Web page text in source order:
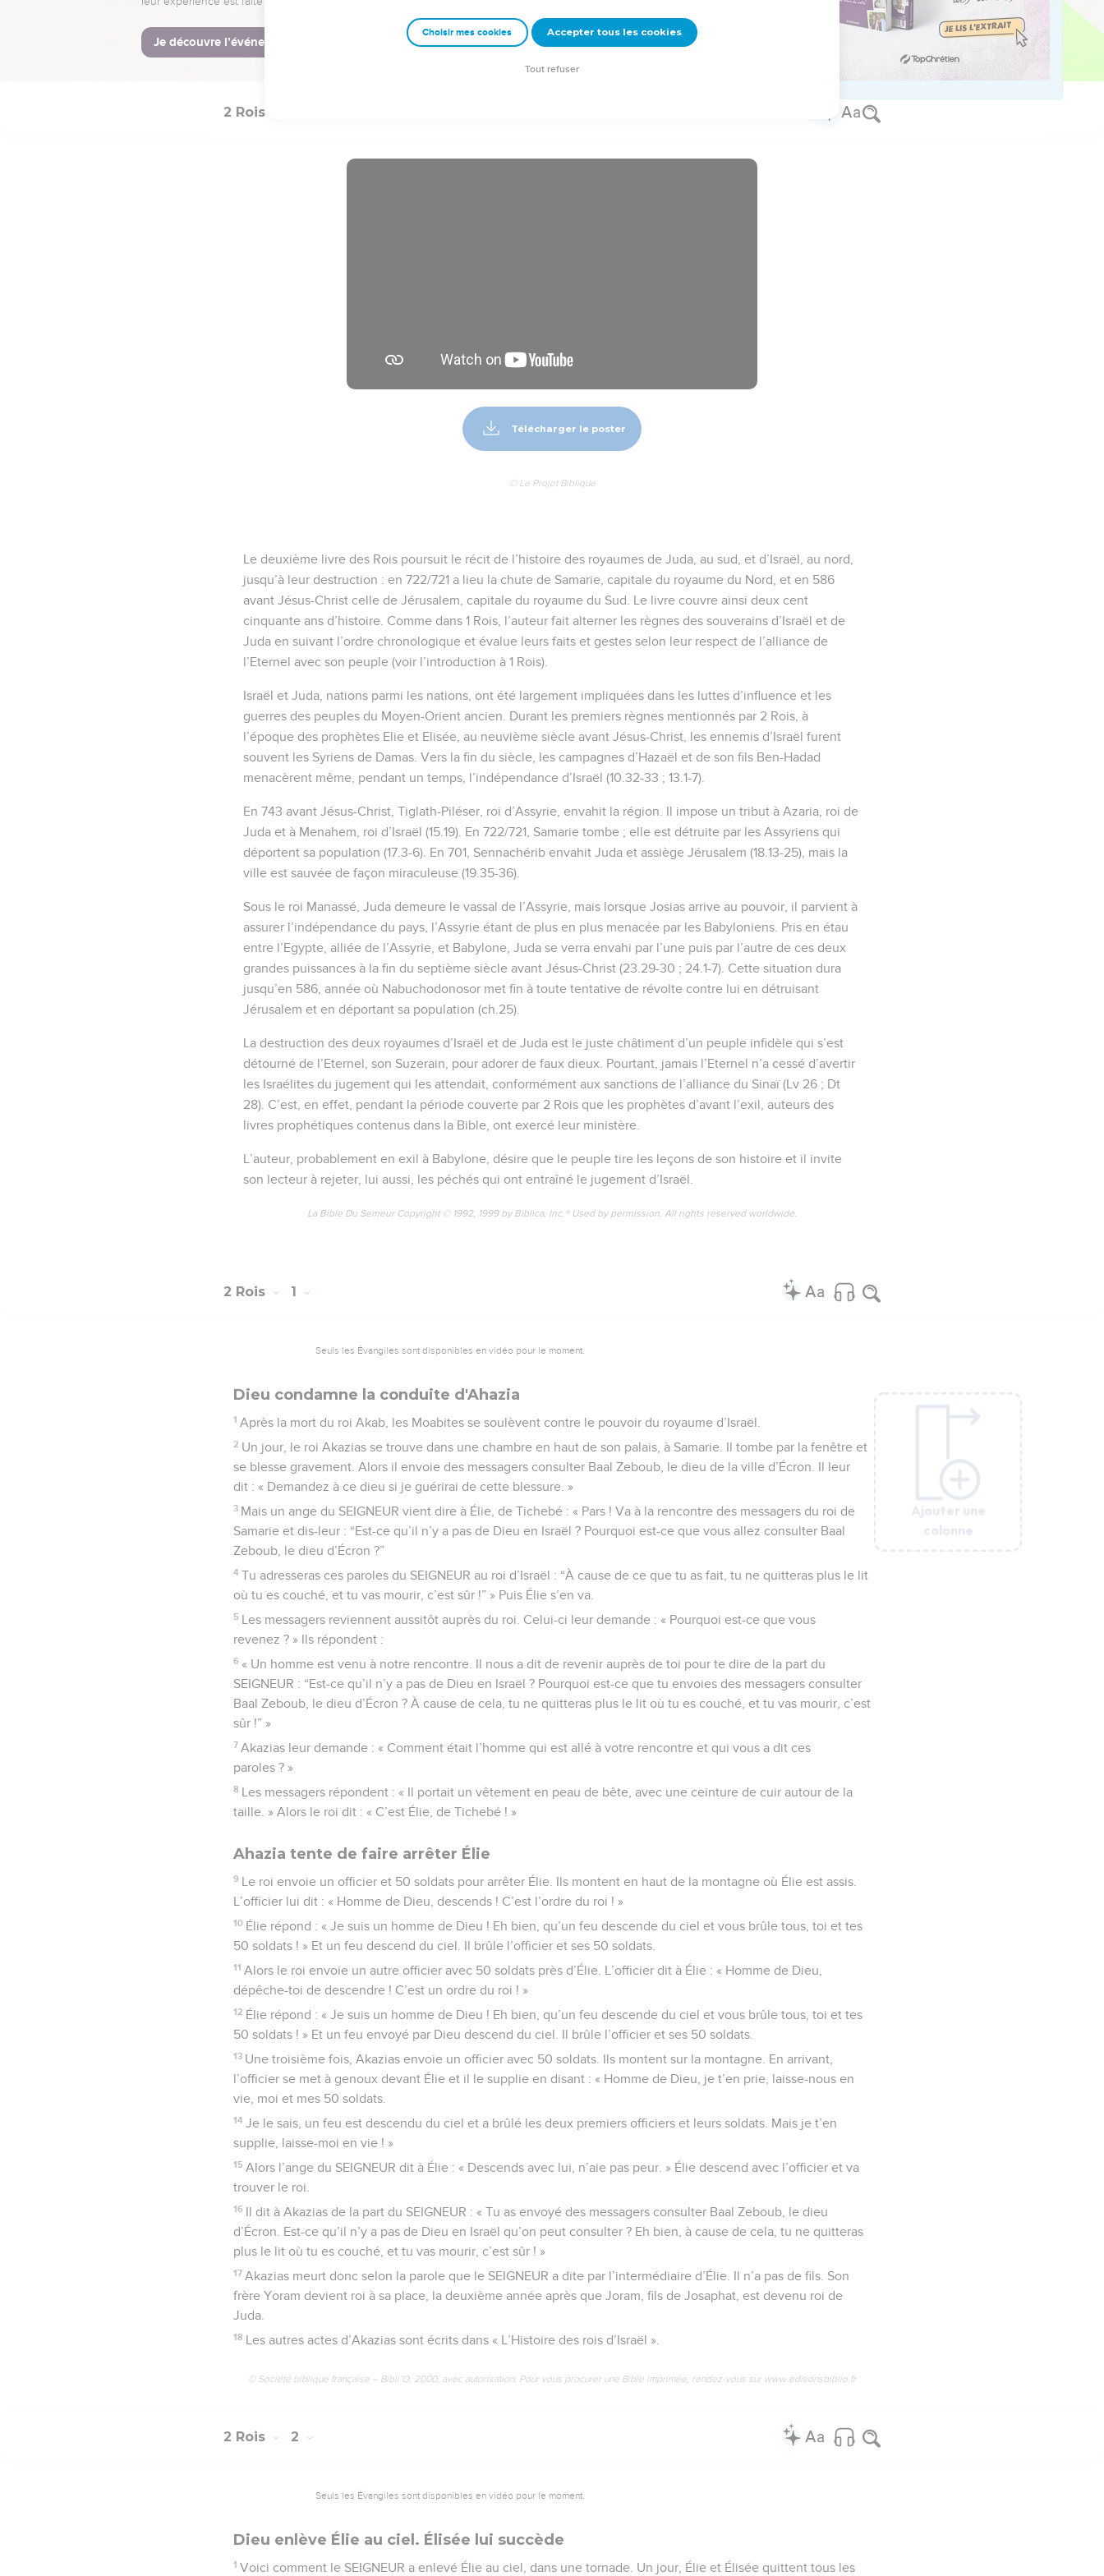
son père l’a fait.
© Société biblique française – Bibli’O, 2000, avec autorisation. Pour vous procurer une Bible imprimée, rendez-vous sur www.editionsbiblio.fr
Ajouter une
colonne
2 Rois
Télécharger le poster
© Le Projet Biblique
Le deuxième livre des Rois poursuit le récit de l’histoire des royaumes de Juda, au sud, et d’Israël, au nord,
jusqu’à leur destruction : en 722/721 a lieu la chute de Samarie, capitale du royaume du Nord, et en 586
avant Jésus-Christ celle de Jérusalem, capitale du royaume du Sud. Le livre couvre ainsi deux cent
cinquante ans d’histoire. Comme dans 1 Rois, l’auteur fait alterner les règnes des souverains d’Israël et de
Juda en suivant l’ordre chronologique et évalue leurs faits et gestes selon leur respect de l’alliance de
l’Eternel avec son peuple (voir l’introduction à 1 Rois).
Israël et Juda, nations parmi les nations, ont été largement impliquées dans les luttes d’influence et les
guerres des peuples du Moyen-Orient ancien. Durant les premiers règnes mentionnés par 2 Rois, à
l’époque des prophètes Elie et Elisée, au neuvième siècle avant Jésus-Christ, les ennemis d’Israël furent
souvent les Syriens de Damas. Vers la fin du siècle, les campagnes d’Hazaël et de son fils Ben-Hadad
menacèrent même, pendant un temps, l’indépendance d’Israël (10.32-33 ; 13.1-7).
En 743 avant Jésus-Christ, Tiglath-Piléser, roi d’Assyrie, envahit la région. Il impose un tribut à Azaria, roi de
Juda et à Menahem, roi d’Israël (15.19). En 722/721, Samarie tombe ; elle est détruite par les Assyriens qui
déportent sa population (17.3-6). En 701, Sennachérib envahit Juda et assiège Jérusalem (18.13-25), mais la
ville est sauvée de façon miraculeuse (19.35-36).
Sous le roi Manassé, Juda demeure le vassal de l’Assyrie, mais lorsque Josias arrive au pouvoir, il parvient à
assurer l’indépendance du pays, l’Assyrie étant de plus en plus menacée par les Babyloniens. Pris en étau
entre l’Egypte, alliée de l’Assyrie, et Babylone, Juda se verra envahi par l’une puis par l’autre de ces deux
grandes puissances à la fin du septième siècle avant Jésus-Christ (23.29-30 ; 24.1-7). Cette situation dura
jusqu’en 586, année où Nabuchodonosor met fin à toute tentative de révolte contre lui en détruisant
Jérusalem et en déportant sa population (ch.25).
La destruction des deux royaumes d’Israël et de Juda est le juste châtiment d’un peuple infidèle qui s’est
détourné de l’Eternel, son Suzerain, pour adorer de faux dieux. Pourtant, jamais l’Eternel n’a cessé d’avertir
les Israélites du jugement qui les attendait, conformément aux sanctions de l’alliance du Sinaï (Lv 26 ; Dt
28). C’est, en effet, pendant la période couverte par 2 Rois que les prophètes d’avant l’exil, auteurs des
livres prophétiques contenus dans la Bible, ont exercé leur ministère.
L’auteur, probablement en exil à Babylone, désire que le peuple tire les leçons de son histoire et il invite
son lecteur à rejeter, lui aussi, les péchés qui ont entraîné le jugement d’Israël.
La Bible Du Semeur Copyright © 1992, 1999 by Biblica, Inc.® Used by permission. All rights reserved worldwide.
2 Rois 1
Seuls les Évangiles sont disponibles en vidéo pour le moment.
Dieu condamne la conduite d'Ahazia
1 Après la mort du roi Akab, les Moabites se soulèvent contre le pouvoir du royaume d’Israël.
2 Un jour, le roi Akazias se trouve dans une chambre en haut de son palais, à Samarie. Il tombe par la fenêtre et
se blesse gravement. Alors il envoie des messagers consulter Baal Zeboub, le dieu de la ville d’Écron. Il leur
dit : « Demandez à ce dieu si je guérirai de cette blessure. »
3 Mais un ange du SEIGNEUR vient dire à Élie, de Tichebé : « Pars ! Va à la rencontre des messagers du roi de
Samarie et dis-leur : “Est-ce qu’il n’y a pas de Dieu en Israël ? Pourquoi est-ce que vous allez consulter Baal
Zeboub, le dieu d’Écron ?”
4 Tu adresseras ces paroles du SEIGNEUR au roi d’Israël : “À cause de ce que tu as fait, tu ne quitteras plus le lit
où tu es couché, et tu vas mourir, c’est sûr !” » Puis Élie s’en va.
5 Les messagers reviennent aussitôt auprès du roi. Celui-ci leur demande : « Pourquoi est-ce que vous
revenez ? » Ils répondent :
6 « Un homme est venu à notre rencontre. Il nous a dit de revenir auprès de toi pour te dire de la part du
SEIGNEUR : “Est-ce qu’il n’y a pas de Dieu en Israël ? Pourquoi est-ce que tu envoies des messagers consulter
Baal Zeboub, le dieu d’Écron ? À cause de cela, tu ne quitteras plus le lit où tu es couché, et tu vas mourir, c’est
sûr !” »
7 Akazias leur demande : « Comment était l’homme qui est allé à votre rencontre et qui vous a dit ces
paroles ? »
8 Les messagers répondent : « Il portait un vêtement en peau de bête, avec une ceinture de cuir autour de la
taille. » Alors le roi dit : « C’est Élie, de Tichebé ! »
Ahazia tente de faire arrêter Élie
9 Le roi envoie un officier et 50 soldats pour arrêter Élie. Ils montent en haut de la montagne où Élie est assis.
L’officier lui dit : « Homme de Dieu, descends ! C’est l’ordre du roi ! »
10 Élie répond : « Je suis un homme de Dieu ! Eh bien, qu’un feu descende du ciel et vous brûle tous, toi et tes
50 soldats ! » Et un feu descend du ciel. Il brûle l’officier et ses 50 soldats.
11 Alors le roi envoie un autre officier avec 50 soldats près d’Élie. L’officier dit à Élie : « Homme de Dieu,
dépêche-toi de descendre ! C’est un ordre du roi ! »
12 Élie répond : « Je suis un homme de Dieu ! Eh bien, qu’un feu descende du ciel et vous brûle tous, toi et tes
50 soldats ! » Et un feu envoyé par Dieu descend du ciel. Il brûle l’officier et ses 50 soldats.
13 Une troisième fois, Akazias envoie un officier avec 50 soldats. Ils montent sur la montagne. En arrivant,
l’officier se met à genoux devant Élie et il le supplie en disant : « Homme de Dieu, je t’en prie, laisse-nous en
vie, moi et mes 50 soldats.
14 Je le sais, un feu est descendu du ciel et a brûlé les deux premiers officiers et leurs soldats. Mais je t’en
supplie, laisse-moi en vie ! »
15 Alors l’ange du SEIGNEUR dit à Élie : « Descends avec lui, n’aie pas peur. » Élie descend avec l’officier et va
trouver le roi.
16 Il dit à Akazias de la part du SEIGNEUR : « Tu as envoyé des messagers consulter Baal Zeboub, le dieu
d’Écron. Est-ce qu’il n’y a pas de Dieu en Israël qu’on peut consulter ? Eh bien, à cause de cela, tu ne quitteras
plus le lit où tu es couché, et tu vas mourir, c’est sûr ! »
17 Akazias meurt donc selon la parole que le SEIGNEUR a dite par l’intermédiaire d’Élie. Il n’a pas de fils. Son
frère Yoram devient roi à sa place, la deuxième année après que Joram, fils de Josaphat, est devenu roi de
Juda.
18 Les autres actes d’Akazias sont écrits dans « L’Histoire des rois d’Israël ».
© Société biblique française – Bibli’O, 2000, avec autorisation. Pour vous procurer une Bible imprimée, rendez-vous sur www.editionsbiblio.fr
Ajouter une
colonne
2 Rois 2
Seuls les Évangiles sont disponibles en vidéo pour le moment.
Dieu enlève Élie au ciel. Élisée lui succède
1 Voici comment le SEIGNEUR a enlevé Élie au ciel, dans une tornade. Un jour, Élie et Élisée quittent tous les
Ajouter une
colonne
Ajouter une
colonne
Ajouter une
colonne
Choisir mes cookies Accepter tous les cookies
Tout refuser